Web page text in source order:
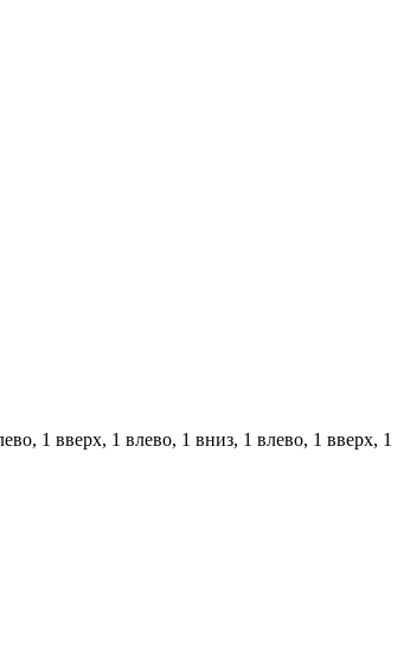
1 вверх, 1 влево, 1 вниз, 1 влево, 1 вверх, 1